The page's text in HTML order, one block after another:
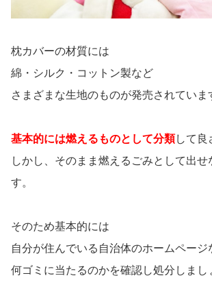
枕カバーの材質には
綿・シルク・コットン製など
さまざまな生地のものが発売されていま
基本的には燃えるものとして分類して良
しかし、そのまま燃えるごみとして出せ
す。
そのため基本的には
自分が住んでいる自治体のホームページ
何ゴミに当たるのかを確認し処分しまし